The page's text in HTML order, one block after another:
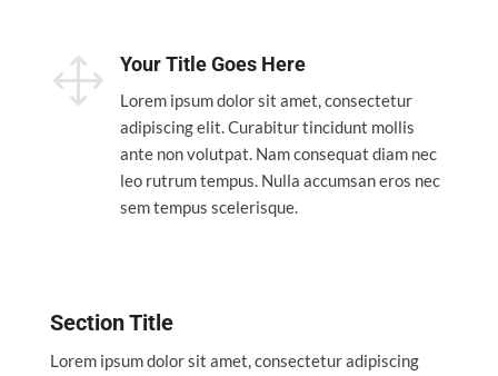
1 Your Title Goes Here
Lorem ipsum dolor sit amet, consectetur
adipiscing elit. Curabitur tincidunt mollis
ante non volutpat. Nam consequat diam nec
leo rutrum tempus. Nulla accumsan eros nec
sem tempus scelerisque.
Section Title
Lorem ipsum dolor sit amet, consectetur adipiscing